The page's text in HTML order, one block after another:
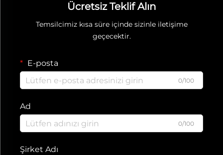
Ücretsiz Teklif Alın
Temsilcimiz kısa süre içinde sizinle iletişime
geçecektir.
E-posta
0/100
Ad
0/100
Şirket Adı